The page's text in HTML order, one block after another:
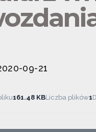
09-21
161.48 KBLiczba plików1